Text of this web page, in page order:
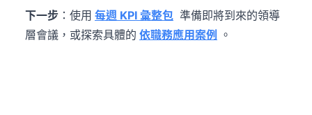
下一步 ：使用 每週 KPI 彙整包 準備即將到來的領導
層會議，或探索具體的 依職務應用案例 。